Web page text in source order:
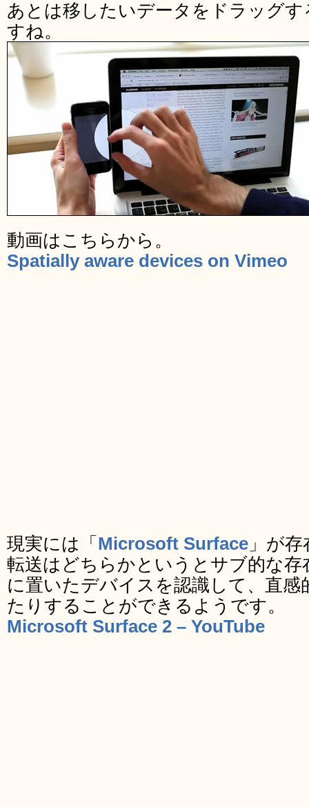
あとは移したいデータをドラッグ
すね。
動画はこちらから。
Spatially aware devices on Vimeo
現実には「 Microsoft Surface 」が
転送はどちらかというとサブ的な
に置いたデバイスを認識して、直
たりすることができるようです。
Microsoft Surface 2 – YouTube